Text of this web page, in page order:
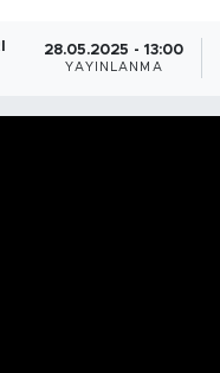
28.05.2025 - 13:00
YAYINLANMA